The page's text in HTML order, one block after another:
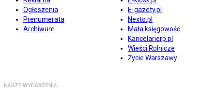
Ogłoszenia
Prenumerata
Archiwum
E-gazety.pl
Nexto.pl
Mała księgowość
Kancelarierp.pl
Wieści Rolnicze
Życie Warszawy
NASZE WYDARZENIA